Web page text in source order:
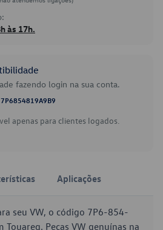
às 17h.
fazendo login na sua conta.
7P6854819A9B9
apenas para clientes logados.
Aplicações
seu VW, o código 7P6-854-
Peças VW genuínas na